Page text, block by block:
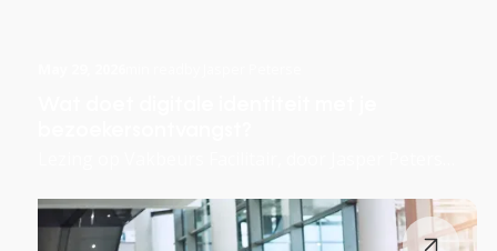
wat digitale ID betekent voor jouw
toegangsmanagement.